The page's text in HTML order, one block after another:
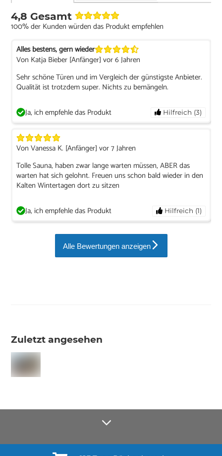
4,8 Gesamt
100% der Kunden würden das Produkt empfehlen
Alles bestens, gern wieder
Von Katja Bieber [Anfänger] vor 6 Jahren
Sehr schöne Türen und im Vergleich der günstigste Anbieter.
Qualität ist trotzdem super. Nichts zu bemängeln.
Ja, ich empfehle das Produkt Hilfreich (3)
Von Vanessa K. [Anfänger] vor 7 Jahren
Tolle Sauna, haben zwar lange warten müssen, ABER das
warten hat sich gelohnt. Freuen uns schon bald wieder in den
Kalten Wintertagen dort zu sitzen
Ja, ich empfehle das Produkt Hilfreich (1)
Alle Bewertungen anzeigen
Zuletzt angesehen